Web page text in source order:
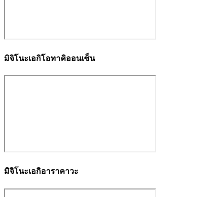
มิจิโนะเอกิโอทาคิออนเซ็น
มิจิโนะเอกิอาราคาวะ